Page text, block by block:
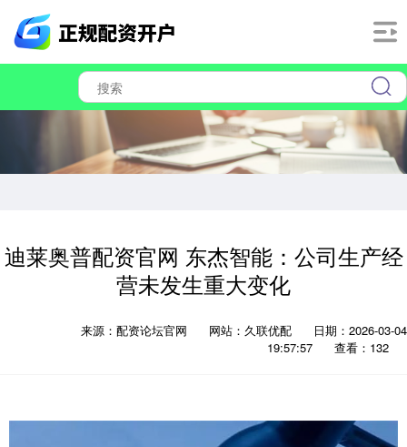
迪莱奥普配资官网 东杰智能：公司生产经
营未发生重大变化
来源：配资论坛官网 网站：久联优配
日期：2026-03-04
19:57:57
查看：132